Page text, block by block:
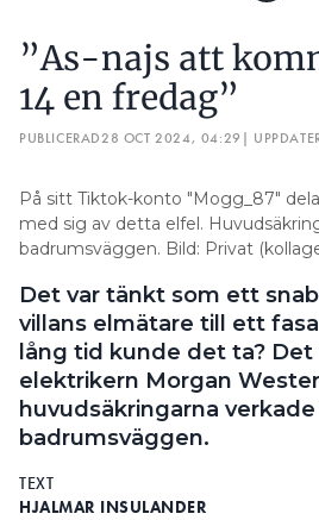
”As-najs att
14 en fredag”
PUBLICERAD28 OCT 2024, 04:29 |
På sitt Tiktok-konto "Mogg_87"
med sig av detta elfel.
badrumsväggen. Bild: Privat
Det var tänkt som ett
villans elmätare till ett
lång tid kunde det ta? Det
elektrikern Morgan
huvudsäkringarna
badrumsväggen.
TEXT
HJALMAR INSULANDER